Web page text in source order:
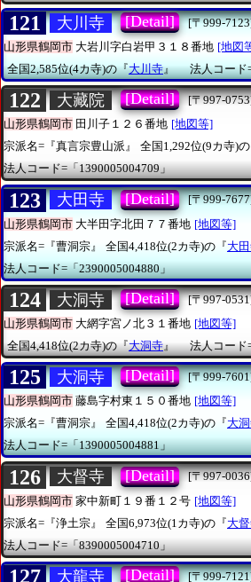
121 大川寺 [Detail]
[〒999-
山形県鶴岡市 大岩川字白岩甲３１８番地 [地図
全国2,585位(4カ寺)の『大川寺』 法人コード
122 大藏院 [Detail]
[〒997-
山形県鶴岡市 田川子１２６番地 [地図等]
宗派名=『真言宗豊山派』
全国1,292位(9カ寺)
法人コード=「1390005004709」
123 大田寺 [Detail]
[〒999-
山形県鶴岡市 大半田字北田７７番地 [地図等]
宗派名=『曹洞宗』
全国4,418位(2カ寺)の『大
法人コード=「2390005004880」
124 大洞寺 [Detail]
[〒997-
山形県鶴岡市 大網字宮ノ北３１番地 [地図等]
全国4,418位(2カ寺)の『大洞寺』 法人コード
125 大洞寺 [Detail]
[〒999-
山形県鶴岡市 藤島字村東１５０番地 [地図等]
宗派名=『曹洞宗』
全国4,418位(2カ寺)の『大
法人コード=「1390005004881」
126 大督寺 [Detail]
[〒997-
山形県鶴岡市 家中新町１９番１２号 [地図等]
宗派名=『浄土宗』
全国6,973位(1カ寺)の『大
法人コード=「8390005004710」
127 大龍寺 [Detail] [〒999-